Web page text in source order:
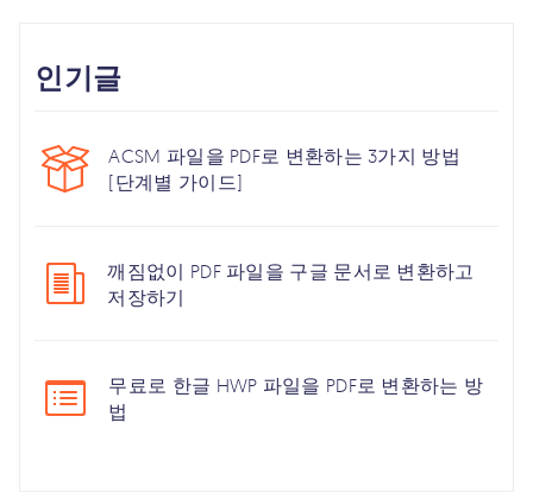
인기글
ACSM 파일을 PDF로 변환하는 3가지 방법
[단계별 가이드]
깨짐없이 PDF 파일을 구글 문서로 변환하고
저장하기
무료로 한글 HWP 파일을 PDF로 변환하는 방
법